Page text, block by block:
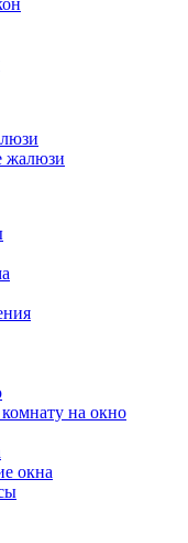
жалюзи
на окно
окна